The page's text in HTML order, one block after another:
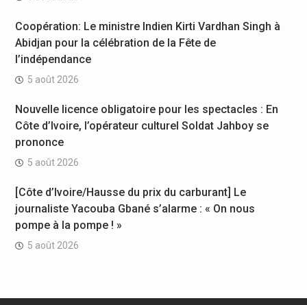
Coopération: Le ministre Indien Kirti Vardhan Singh à
Abidjan pour la célébration de la Fête de
l’indépendance
5 août 2026
Nouvelle licence obligatoire pour les spectacles : En
Côte d’Ivoire, l’opérateur culturel Soldat Jahboy se
prononce
5 août 2026
[Côte d’Ivoire/Hausse du prix du carburant] Le
journaliste Yacouba Gbané s’alarme : « On nous
pompe à la pompe ! »
5 août 2026